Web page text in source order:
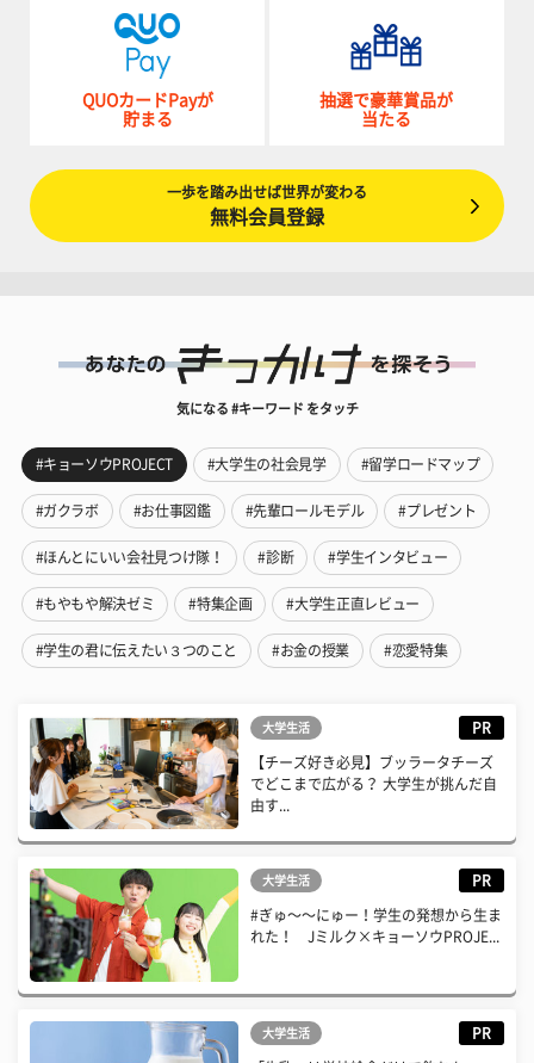
QUOカードPayが
貯まる
抽選で豪華賞品が
当たる
一歩を踏み出せば世界が変わる
無料会員登録
気になる #キーワード をタッチ
#キョーソウPROJECT #大学生の社会見学 #留学ロードマップ
#ガクラボ #お仕事図鑑 #先輩ロールモデル #プレゼント
#ほんとにいい会社見つけ隊！ #診断 #学生インタビュー
#もやもや解決ゼミ #特集企画 #大学生正直レビュー
#学生の君に伝えたい３つのこと #お金の授業 #恋愛特集
大学生活 PR
【チーズ好き必見】ブッラータチーズ
でどこまで広がる？ 大学生が挑んだ自
由す...
大学生活 PR
#ぎゅ〜〜にゅー！学生の発想から生ま
れた！ Jミルク×キョーソウPROJE...
大学生活 PR